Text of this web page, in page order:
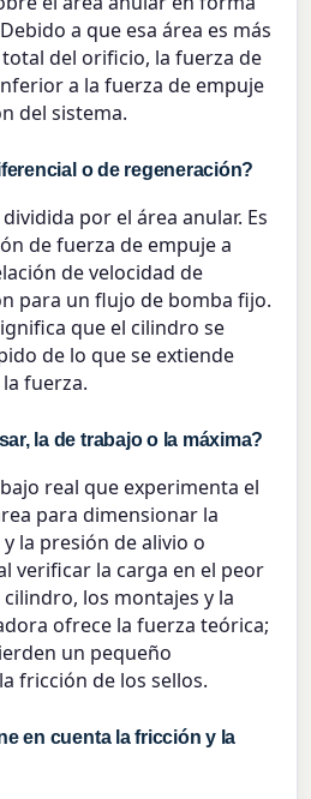
a que esa área es más
del orificio, la fuerza de
a la fuerza de empuje
del sistema.
o de regeneración?
por el área anular. Es
de fuerza de empuje a
de velocidad de
para un flujo de bomba fijo.
que el cilindro se
de lo que se extiende
fuerza.
la de trabajo o la máxima?
real que experimenta el
para dimensionar la
la presión de alivio o
verificar la carga en el peor
los montajes y la
ofrece la fuerza teórica;
un pequeño
fricción de los sellos.
en cuenta la fricción y la